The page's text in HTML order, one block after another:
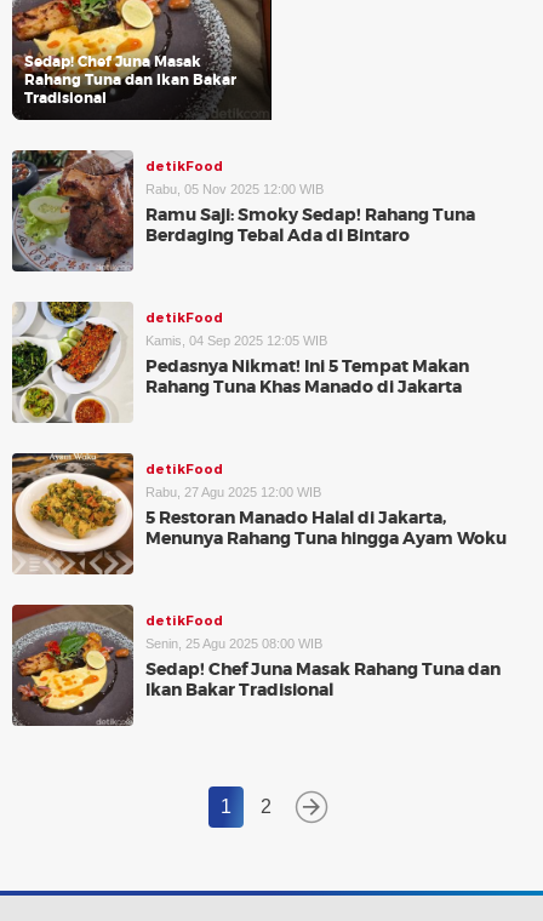
Sedap! Chef Juna Masak
Rahang Tuna dan Ikan Bakar
Tradisional
detikFood
Rabu, 05 Nov 2025 12:00 WIB
Ramu Saji: Smoky Sedap! Rahang Tuna
Berdaging Tebal Ada di Bintaro
detikFood
Kamis, 04 Sep 2025 12:05 WIB
Pedasnya Nikmat! Ini 5 Tempat Makan
Rahang Tuna Khas Manado di Jakarta
detikFood
Rabu, 27 Agu 2025 12:00 WIB
5 Restoran Manado Halal di Jakarta,
Menunya Rahang Tuna hingga Ayam Woku
detikFood
Senin, 25 Agu 2025 08:00 WIB
Sedap! Chef Juna Masak Rahang Tuna dan
Ikan Bakar Tradisional
1 2